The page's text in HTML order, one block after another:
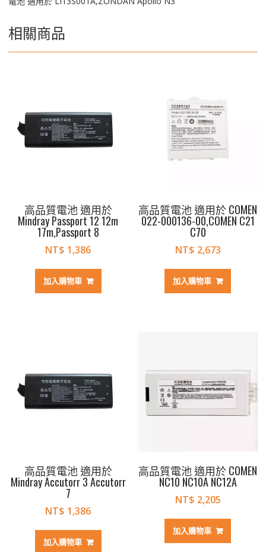
相關商品
高品質電池 適用於
Mindray Passport 12 12m
17m,Passport 8
NT$ 1,386
加入購物車
高品質電池 適用於 COMEN
022-000136-00,COMEN C21
C70
NT$ 2,673
加入購物車
高品質電池 適用於
Mindray Accutorr 3 Accutorr
7
NT$ 1,386
加入購物車
高品質電池 適用於 COMEN
NC10 NC10A NC12A
NT$ 2,205
加入購物車